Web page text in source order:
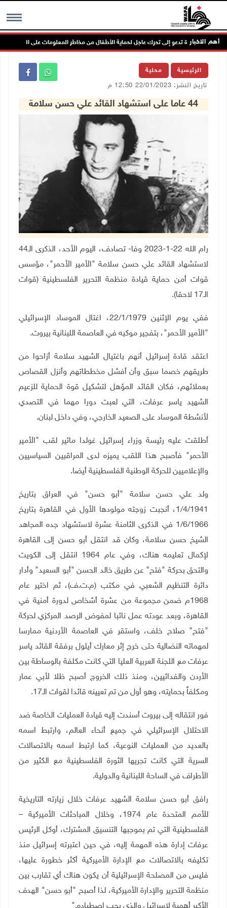
MENU أهم الاخبار
المتحدة تدعو إلى تحرك عاجل لحماية الأطفال من مخاطر المعلومات على الانترنت
الرئيسية محلية
تاريخ النشر: 22/01/2023 12:50 م
44 عاما على استشهاد القائد علي حسن سلامة
رام الله 22-1-2023 وفا- تصادف، اليوم الأحد، الذكرى الـ44
لاستشهاد القائد علي حسن سلامة "الأمير الأحمر"، مؤسس
قوات أمن حماية قيادة منظمة التحرير الفلسطينية (قوات
الـ17 لاحقا)
.
ففي يوم الإثنين 22/1/1979، اغتال الموساد الإسرائيلي
"الأمير الأحمر"، بتفجير موكبه في العاصمة اللبنانية بيروت.
اعتقد قادة إسرائيل أنهم باغتيال الشهيد سلامة أزاحوا من
طريقهم خصما سبق وأن أفشل مخططاتهم وأنزل القصاص
بعملائهم، فكان القائد المؤهل لتشكيل قوة الحماية للزعيم
الشهيد ياسر عرفات، التي لعبت دورا مهما في التصدي
لأنشطة الموساد على الصعيد الخارجي، وفي داخل لبنان.
أطلقت عليه رئيسة وزراء إسرائيل غولدا مائير لقب "الأمير
الأحمر" فأصبح هذا اللقب يميزه لدى المراقبين السياسيين
والإعلاميين للحركة الوطنية الفلسطينية أيضا.
ولد علي حسن سلامة "أبو حسن" في العراق بتاريخ
1/4/1941، أنجبت زوجته مولودها الأول في القاهرة بتاريخ
1/6/1966 في الذكرى الثامنة عشرة لاستشهاد جده المجاهد
الشيخ حسن سلامة، وكان قد انتقل أبو حسن إلى القاهرة
لإكمال تعليمه هناك، وفي عام 1964 انتقل إلى الكويت
والتحق بحركة "فتح" عن طريق خالد الحسن "أبو السعيد" وأدار
دائرة التنظيم الشعبي في مكتب (م.ت.ف)، ثم اختير عام
1968م ضمن مجموعة من عشرة أشخاص لدورة أمنية في
القاهرة، وبعد عودته عمل نائبا لمفوض الرصد المركزي لحركة
"فتح" صلاح خلف، واستقر في العاصمة الأردنية ممارسا
لمهماته النضالية حتى خرج إثر معارك أيلول برفقة القائد ياسر
عرفات مع اللجنة العربية العليا التي كانت مكلفة بالوساطة بين
الأردن والفدائيين، ومنذ ذلك الخروج أصبح ظلا لأبي عمار
ومكلفاً بحمايته، وهو أول من تم تعيينه قائدا لقوات الـ17
.
فور انتقاله إلى بيروت أسندت إليه قيادة العمليات الخاصة ضد
الاحتلال الإسرائيلي في جميع أنحاء العالم، وارتبط اسمه
بالعديد من العمليات النوعية، كما ارتبط اسمه بالاتصالات
السرية التي كانت تجريها الثورة الفلسطينية مع الكثير من
الأطراف في الساحة اللبنانية والدولية.
رافق أبو حسن سلامة الشهيد عرفات خلال زيارته التاريخية
للأمم المتحدة عام 1974، وخلال المباحثات الأميركية –
الفلسطينية التي تم بموجبها التنسيق المشترك، أوكل الرئيس
عرفات إدارة هذه المهمة إليه، في حين اعتبرته إسرائيل منذ
تكليفه بالاتصالات مع الإدارة الأميركية أكثر خطورة عليها،
فليس من المصلحة الإسرائيلية أن يكون هناك أي تقارب بين
منظمة التحرير والإدارة الأميركية، لذا أصبح "أبو حسن" الهدف